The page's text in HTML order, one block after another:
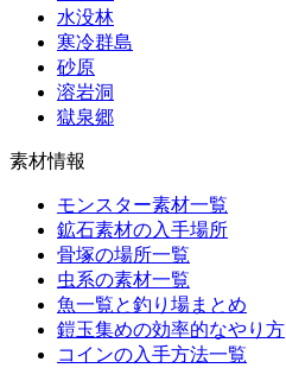
水没林
寒冷群島
砂原
溶岩洞
獄泉郷
素材情報
モンスター素材一覧
鉱石素材の入手場所
骨塚の場所一覧
虫系の素材一覧
魚一覧と釣り場まとめ
鎧玉集めの効率的なやり方
コインの入手方法一覧